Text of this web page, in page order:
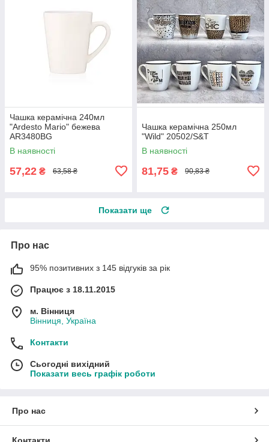
Чашка керамічна 240мл
"Ardesto Mario" бежева
AR3480BG
В наявності
57,22 ₴ 63,58 ₴
Чашка керамічна 250мл
"Wild" 20502/S&T
В наявності
81,75 ₴ 90,83 ₴
Показати ще
Про нас
95% позитивних з 145 відгуків за рік
Працює з 18.11.2015
м. Вінниця
Вінниця, Україна
Контакти
Сьогодні вихідний
Показати весь графік роботи
Про нас
Контакти